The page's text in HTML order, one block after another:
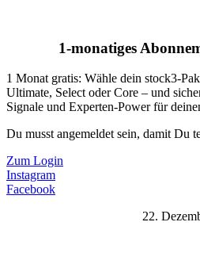
1-monatiges
1 Monat gratis: Wähle dein stock3-
Ultimate, Select oder Core – und
Signale und Experten-Power für
Du musst angemeldet sein, damit Du
Zum Login
Instagram
Facebook
22.